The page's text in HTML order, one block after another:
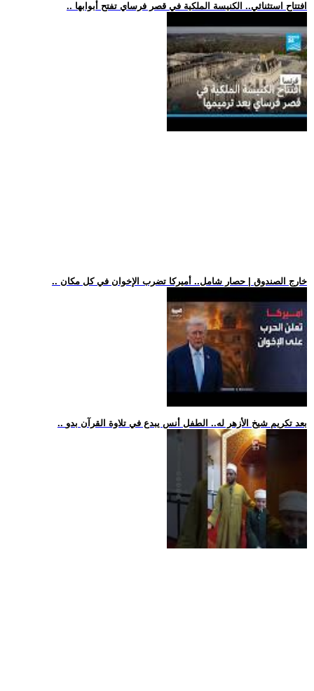
.. افتتاح استثنائي.. الكنيسة الملكية في قصر فرساي تفتح أبوابها
.. خارج الصندوق | حصار شامل.. أميركا تضرب الإخوان في كل مكان
.. بعد تكريم شيخ الأزهر له.. الطفل أنس يبدع في تلاوة القرآن بدو